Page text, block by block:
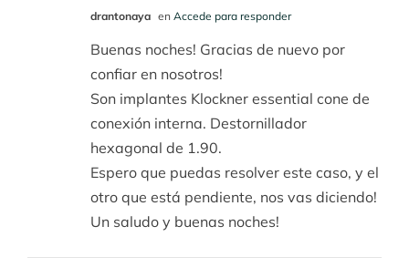
drantonaya en Accede para responder
Buenas noches! Gracias de nuevo por
confiar en nosotros!
Son implantes Klockner essential cone de
conexión interna. Destornillador
hexagonal de 1.90.
Espero que puedas resolver este caso, y el
otro que está pendiente, nos vas diciendo!
Un saludo y buenas noches!